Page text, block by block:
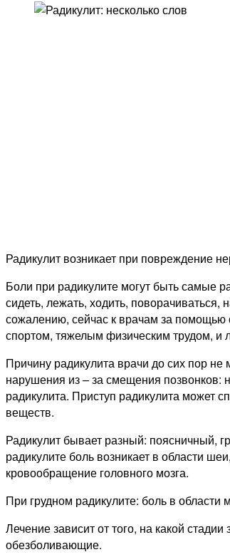
Радикулит возникает при повреждение
Боли при радикулите могут быть самые
сидеть, лежать, ходить,
сожалению, сейчас к врачам за
спортом, тяжелым физическим трудом, и
Причину радикулита врачи до сих пор не
нарушения из – за смещения позвонков:
радикулита. Приступ радикулита может
веществ.
Радикулит бывает разный: поясничный,
радикулите боль возникает в области
кровообращение головного мозга.
При грудном радикулите: боль в
Лечение зависит от того, на какой
обезболивающие.